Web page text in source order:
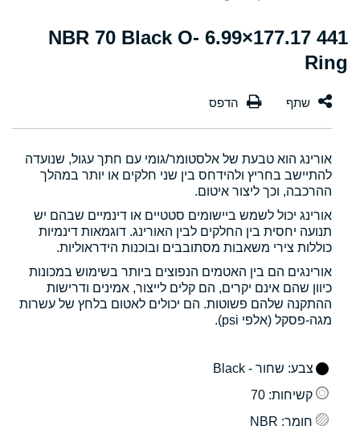
441 177.17×6.99 NBR 70 Black O-
Ring
אורינג הוא טבעת של אלסטומר/גומי עם חתך עגול, שנועדה
להתיישב בחריץ ולהידחס בין שני חלקים או יותר במהלך
ההרכבה, וכך ליצור איטום.
אורינג יכול לשמש ביישומים סטטיים או דינמיים שבהם יש
תנועה יחסית בין החלקים לבין האורינג. דוגמאות דינמיות
כוללות צירי משאבות מסתובבים ובוכנות הידראוליות.
אורינגים הם בין האטמים הנפוצים ביותר בשימוש במכונות
כיוון שהם אינם יקרים, הם קלים לייצור, אמינים ודרישות
ההתקנה שלהם פשוטות. הם יכולים לאטום בלחץ של עשרות
מגה-פסקל (אלפי psi).
צבע: שחור - Black
קשיחות: 70
חומר: NBR